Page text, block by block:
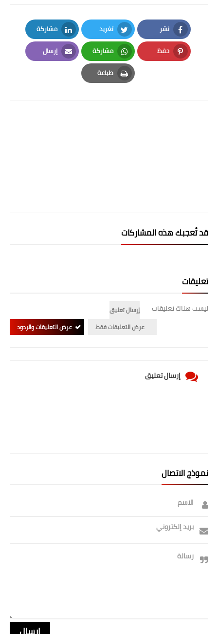
ملازم دراسية
المرحلة الابتدائية
المرحلة المتوسطة
اخبار وقرارات وزارة التعليم
العالي
نشر
Facebook
تغريد
Twitter
مشاركة
LinkedIn
حفظ
Pinterest
مشاركة
Whatsapp
إرسال
Email
طباعة
Print
قد تُعجبك هذه المشاركات
تعليقات
ليست هناك تعليقات
إرسال تعليق
عرض التعليقات فقط
عرض التعليقات والردود
إرسال تعليق
نموذج الاتصال
الاسم
بريد إلكتروني
رسالة